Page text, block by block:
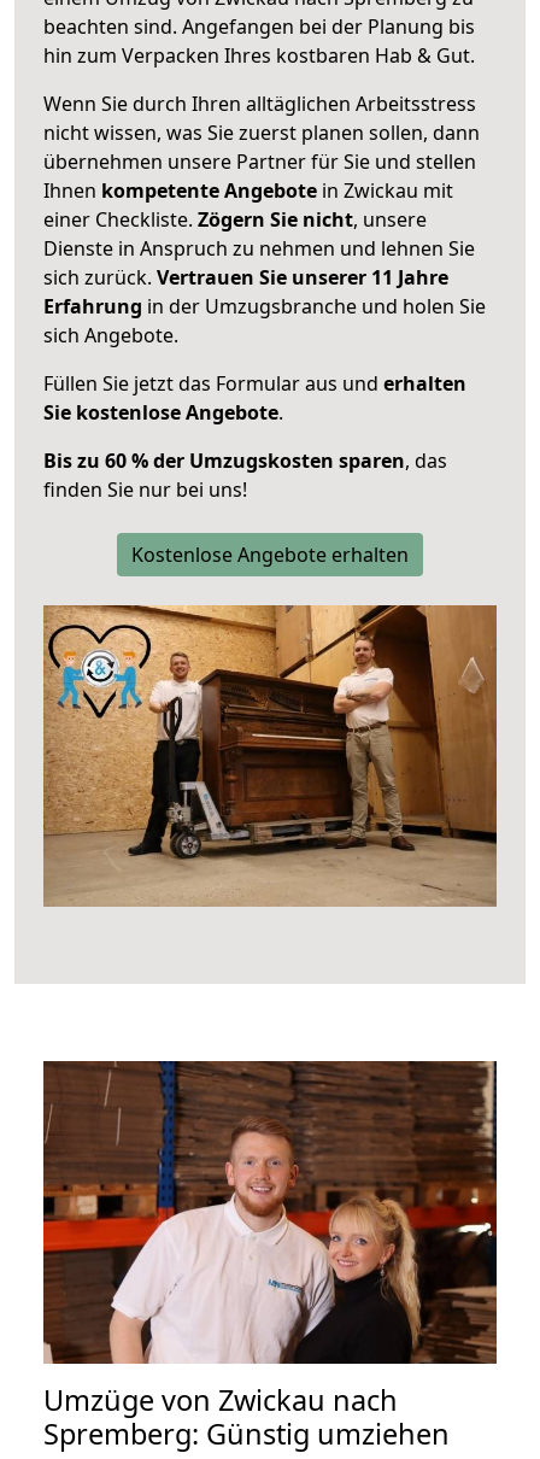
beachten sind. Angefangen bei der Planung bis
hin zum Verpacken Ihres kostbaren Hab & Gut.
Wenn Sie durch Ihren alltäglichen Arbeitsstress
nicht wissen, was Sie zuerst planen sollen, dann
übernehmen unsere Partner für Sie und stellen
Ihnen kompetente Angebote in Zwickau mit
einer Checkliste. Zögern Sie nicht, unsere
Dienste in Anspruch zu nehmen und lehnen Sie
sich zurück. Vertrauen Sie unserer 11 Jahre
Erfahrung in der Umzugsbranche und holen Sie
sich Angebote.
Füllen Sie jetzt das Formular aus und erhalten
Sie kostenlose Angebote.
Bis zu 60 % der Umzugskosten sparen, das
finden Sie nur bei uns!
Kostenlose Angebote erhalten
Umzüge von Zwickau nach
Spremberg: Günstig umziehen